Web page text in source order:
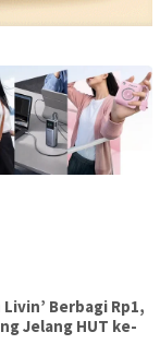
Berbagi Rp1,
Jelang HUT ke-